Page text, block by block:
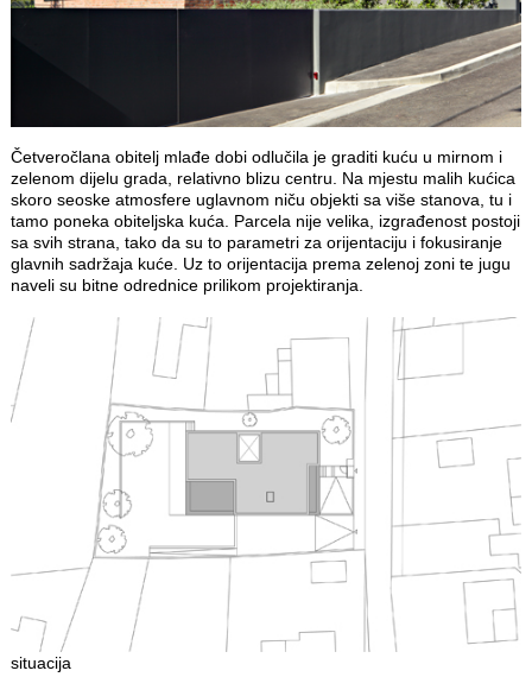
Četveročlana obitelj mlađe dobi odlučila je graditi kuću u mirnom i
zelenom dijelu grada, relativno blizu centru. Na mjestu malih kućica
skoro seoske atmosfere uglavnom niču objekti sa više stanova, tu i
tamo poneka obiteljska kuća. Parcela nije velika, izgrađenost postoji
sa svih strana, tako da su to parametri za orijentaciju i fokusiranje
glavnih sadržaja kuće. Uz to orijentacija prema zelenoj zoni te jugu
naveli su bitne odrednice prilikom projektiranja.
situacija